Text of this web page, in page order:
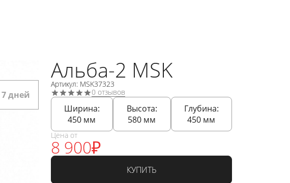
дней
Альба-2 MSK
Артикул: MSK37323
0 отзывов
Ширина:
450 мм
Высота:
580 мм
Глубина:
450 мм
Цена от
8 900₽
КУПИТЬ